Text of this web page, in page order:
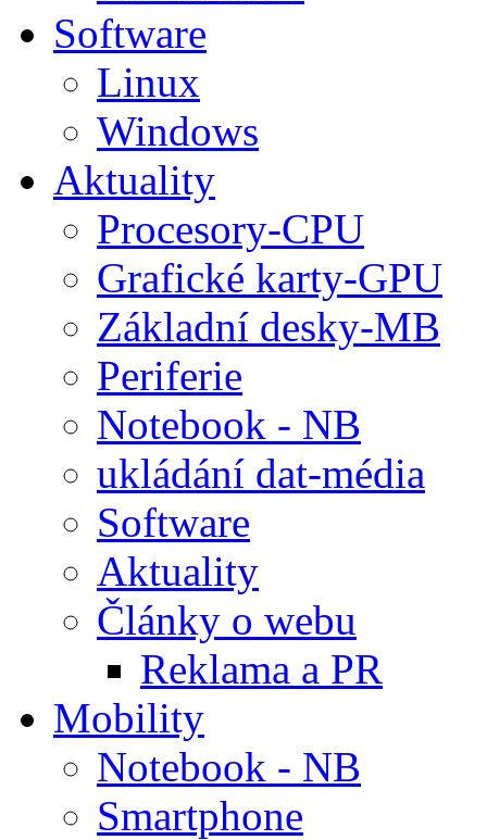
Software
Linux
Windows
Aktuality
Procesory-CPU
Grafické karty-GPU
Základní desky-MB
Periferie
Notebook - NB
ukládání dat-média
Software
Aktuality
Články o webu
Reklama a PR
Mobility
Notebook - NB
Smartphone